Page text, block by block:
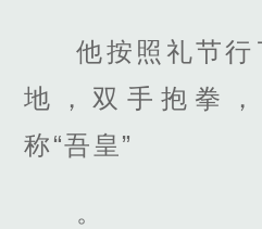
他按照礼节
地，双手抱拳
称“吾皇”
。